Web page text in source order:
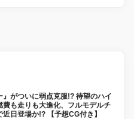
』がついに弱点克服!? 待望のハイ
費も走りも大進化、フルモデルチ
日登場か!? 【予想CG付き】